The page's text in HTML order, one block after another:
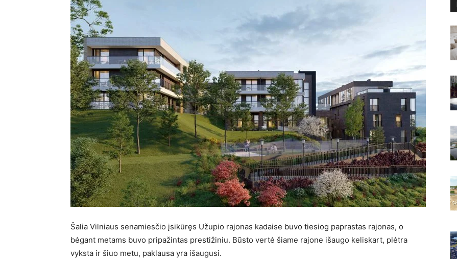
Šalia Vilniaus senamiesčio įsikūręs Užupio rajonas kadaise buvo tiesiog paprastas rajonas, o
bėgant metams buvo pripažintas prestižiniu. Būsto vertė šiame rajone išaugo keliskart, plėtra
vyksta ir šiuo metu, paklausa yra išaugusi.